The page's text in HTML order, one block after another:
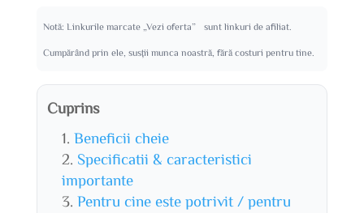
Notă: Linkurile marcate „Vezi oferta” sunt linkuri de afiliat.
Cumpărând prin ele, susții munca noastră, fără costuri pentru tine.
Cuprins
Beneficii cheie
Specificatii & caracteristici
importante
Pentru cine este potrivit / pentru